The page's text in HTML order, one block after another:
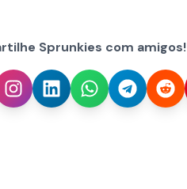
Sprunkies com amigos!